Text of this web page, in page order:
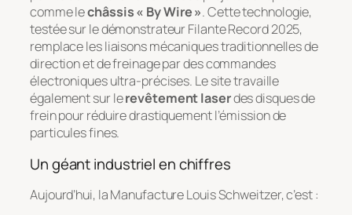
comme lechâssis « By Wire ». Cette technologie,
testée sur le démonstrateurFilante Record 2025,
remplace les liaisons mécaniques traditionnelles de
direction et de freinage par des commandes
électroniques ultra-précises. Le site travaille
également sur lerevêtement laserdes disques de
frein pour réduire drastiquement l’émission de
particules fines.
Un géant industriel en chiffres
Aujourd’hui, la Manufacture Louis Schweitzer, c’est :